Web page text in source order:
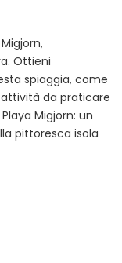
Ottieni
spiaggia, come
attività da praticare
Migjorn: un
pittoresca isola